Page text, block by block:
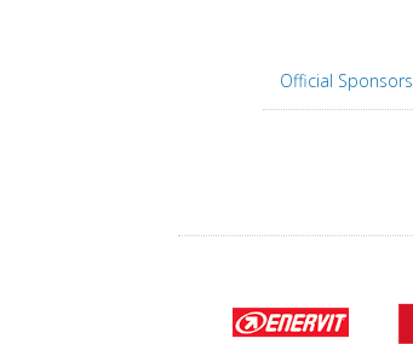
Official Sponsors